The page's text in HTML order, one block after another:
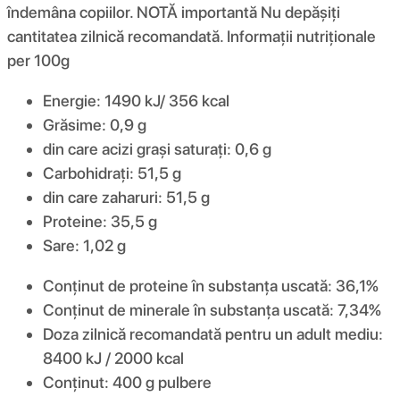
îndemâna copiilor. NOTĂ importantă Nu depășiți
cantitatea zilnică recomandată. Informații nutriționale
per 100g
Energie: 1490 kJ/ 356 kcal
Grăsime: 0,9 g
din care acizi grași saturați: 0,6 g
Carbohidrați: 51,5 g
din care zaharuri: 51,5 g
Proteine: 35,5 g
Sare: 1,02 g
Conținut de proteine ​​în substanța uscată: 36,1%
Conținut de minerale în substanța uscată: 7,34%
Doza zilnică recomandată pentru un adult mediu:
8400 kJ / 2000 kcal
Conținut: 400 g pulbere